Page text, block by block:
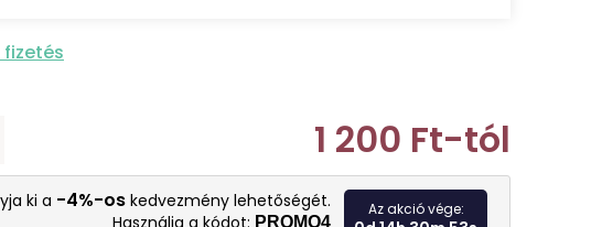
fizetés
1 200 Ft-tól
Egységár:
ki a -4%-os kedvezmény lehetőségét.
PROMO4
Az akció vége: